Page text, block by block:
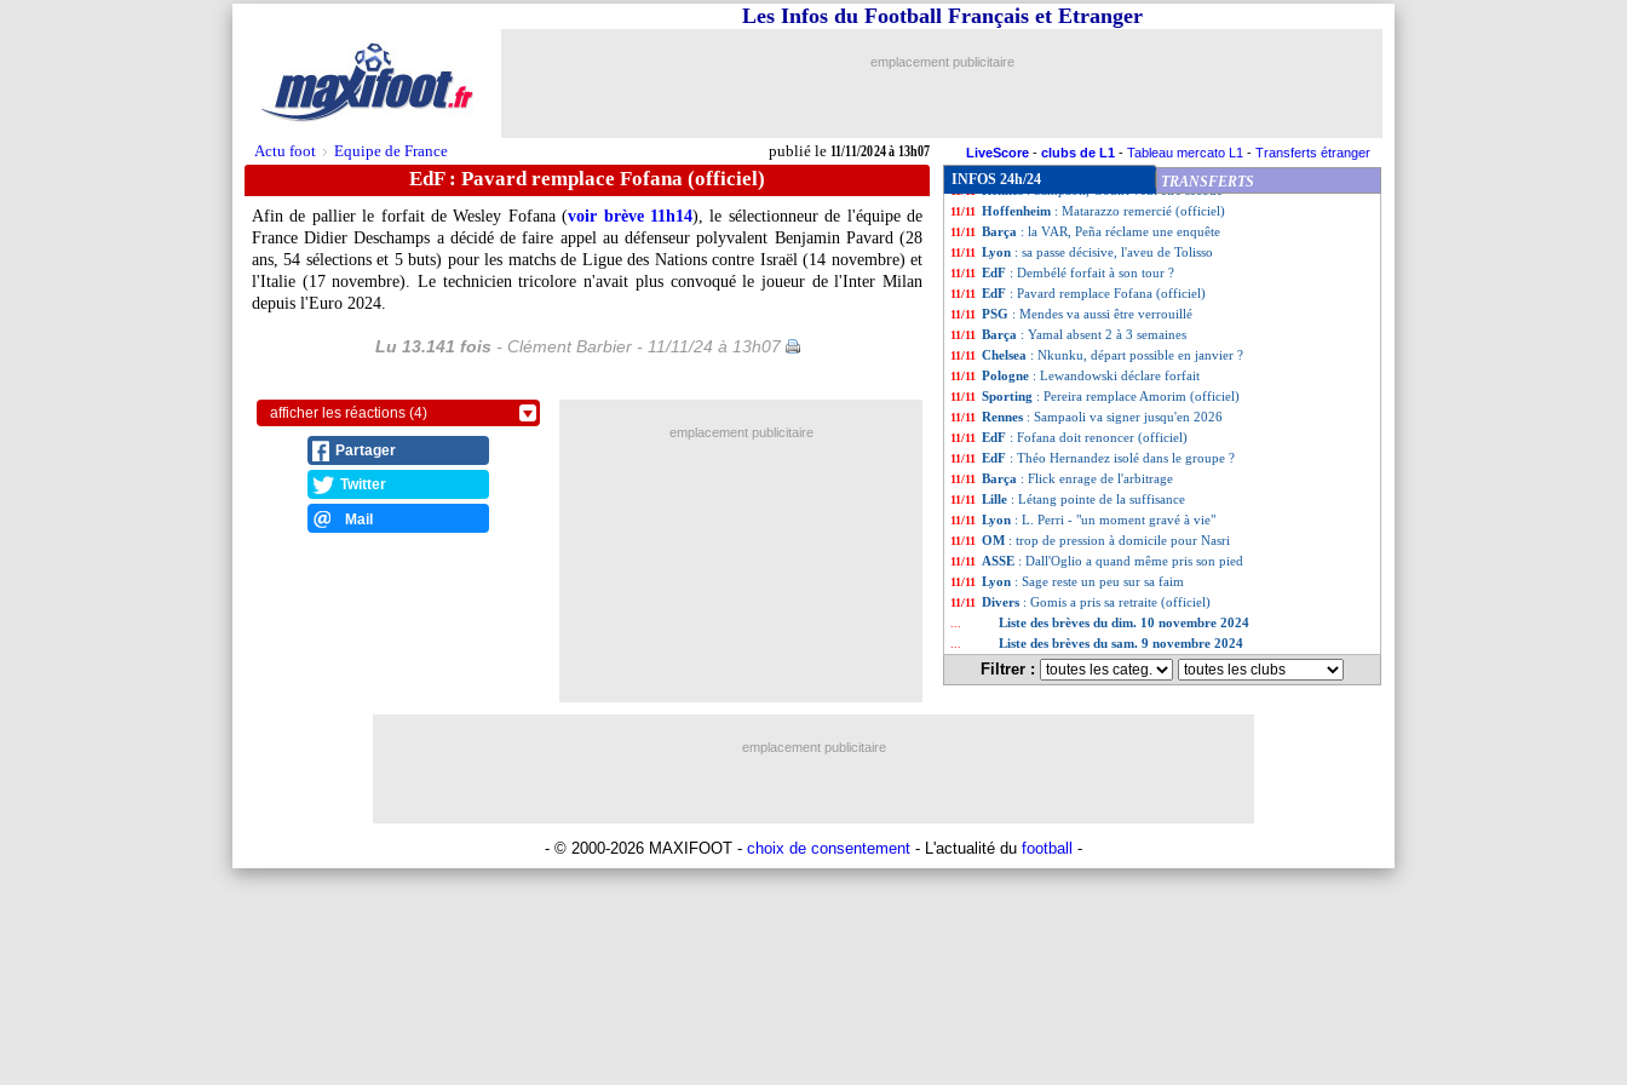
Actu foot > Equipe de France publié le 11/11/2024 à 13h07
Les Infos du Football Français et Etranger
emplacement publicitaire
LiveScore - clubs de L1 - Tableau mercato L1 - Transferts étranger
EdF : Pavard remplace Fofana (officiel)
Afin de pallier le forfait de Wesley Fofana (voir brève 11h14), le sélectionneur de l'équipe de
France Didier Deschamps a décidé de faire appel au défenseur polyvalent Benjamin Pavard (28
ans, 54 sélections et 5 buts) pour les matchs de Ligue des Nations contre Israël (14 novembre) et
l'Italie (17 novembre). Le technicien tricolore n'avait plus convoqué le joueur de l'Inter Milan
depuis l'Euro 2024.
Lu 13.141 fois - Clément Barbier - 11/11/24 à 13h07
afficher les réactions (4)
Partager
Twitter
Mail
INFOS 24h/24 TRANSFERTS
11/11 Nice: Bulka s'embrouille avec un internaute
11/11 EdF: Coman à la place de Dembélé (officiel)
11/11 Liverpool
11/11 Leverkusen: le Real étudie l'option Tah
11/11 Real: 5 à 6 semaines sans Rodrygo
: Sampaoli, Gouiri veut être secoué
11/11 Hoffenheim : Matarazzo remercié (officiel)
11/11 Barça : la VAR, Peña réclame une enquête
11/11 Lyon : sa passe décisive, l'aveu de Tolisso
11/11 EdF : Dembélé forfait à son tour ?
11/11 EdF : Pavard remplace Fofana (officiel)
11/11 PSG : Mendes va aussi être verrouillé
11/11 Barça : Yamal absent 2 à 3 semaines
11/11 Chelsea : Nkunku, départ possible en janvier ?
11/11 Pologne : Lewandowski déclare forfait
11/11 Sporting : Pereira remplace Amorim (officiel)
11/11 Rennes : Sampaoli va signer jusqu'en 2026
11/11 EdF : Fofana doit renoncer (officiel)
11/11 EdF : Théo Hernandez isolé dans le groupe ?
11/11 Barça : Flick enrage de l'arbitrage
11/11 Lille : Létang pointe de la suffisance
11/11 Lyon : L. Perri - "un moment gravé à vie"
11/11 OM : trop de pression à domicile pour Nasri
11/11 ASSE : Dall'Oglio a quand même pris son pied
11/11 Lyon : Sage reste un peu sur sa faim
11/11 Divers : Gomis a pris sa retraite (officiel)
Liste des brèves du dim. 10 novembre 2024
Liste des brèves du sam. 9 novembre 2024
Filtrer :
emplacement publicitaire
emplacement publicitaire
- © 2000-2026 MAXIFOOT - choix de consentement - L'actualité du football -